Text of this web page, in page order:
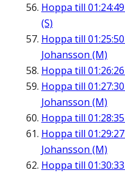
Hoppa till 01:24:49
(S)
Hoppa till 01:25:50
Johansson (M)
Hoppa till 01:26:26
Hoppa till 01:27:30
Johansson (M)
Hoppa till 01:28:35
Hoppa till 01:29:27
Johansson (M)
Hoppa till 01:30:33